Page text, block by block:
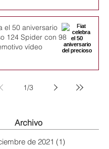
el 50 aniversario
124 Spider con 98
vídeo
1/3
Archivo
de 2021 (1)1 entrada